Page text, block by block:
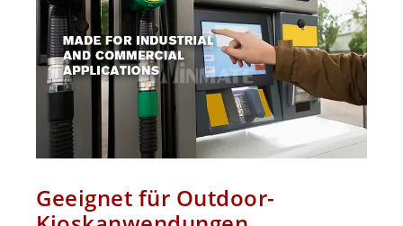
Geeignet für Outdoor-